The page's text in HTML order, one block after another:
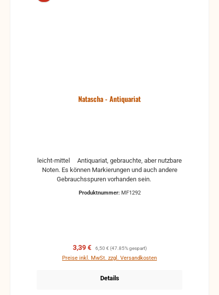
Natascha - Antiquariat
leicht-mittel Antiquariat, gebrauchte, aber nutzbare
Noten. Es können Markierungen und auch andere
Produktnummer: MF1292
Verkaufspreis:
3,39 € Regulärer Preis:
6,50 € (47.85% gespart)
Preise inkl. MwSt. zzgl. Versandkosten
Details